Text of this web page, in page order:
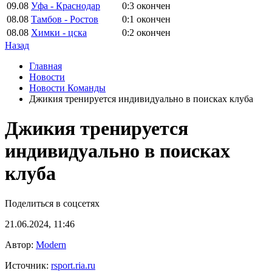
09.08 Уфа - Краснодар 0:3 окончен
08.08 Тамбов - Ростов 0:1 окончен
08.08 Химки - цска 0:2 окончен
Назад
Главная
Новости
Новости Команды
Джикия тренируется индивидуально в поисках клуба
Джикия тренируется
индивидуально в поисках
клуба
Поделиться в соцсетях
21.06.2024, 11:46
Автор: Modern
Источник: rsport.ria.ru